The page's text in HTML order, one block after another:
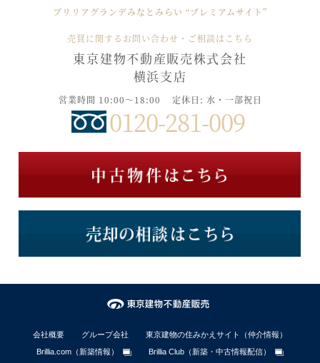
ブリリアグランデみなとみらい “プレミアムサイト”
売買に関するお問い合わせ・ご相談はこちら
東京建物不動産販売株式会社
横浜支店
営業時間 10:00～18:00 定休日: 水・一部祝日
0120-281-009
会社概要 グループ会社
東京建物の住みかえサイト（仲介情報）
Brillia.com（新築情報）
Brillia Club（新築・中古情報配信）